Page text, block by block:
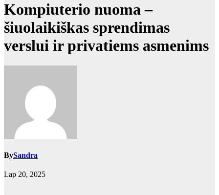
Kompiuterio nuoma –
šiuolaikiškas sprendimas
verslui ir privatiems asmenims
BySandra
Lap 20, 2025